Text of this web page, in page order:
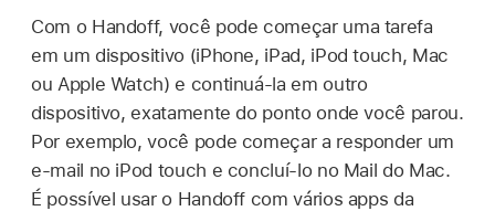
Com o Handoff, você pode começar uma tarefa
em um dispositivo (iPhone, iPad, iPod touch, Mac
ou Apple Watch) e continuá-la em outro
dispositivo, exatamente do ponto onde você parou.
Por exemplo, você pode começar a responder um
e-mail no iPod touch e concluí-lo no Mail do Mac.
É possível usar o Handoff com vários apps da